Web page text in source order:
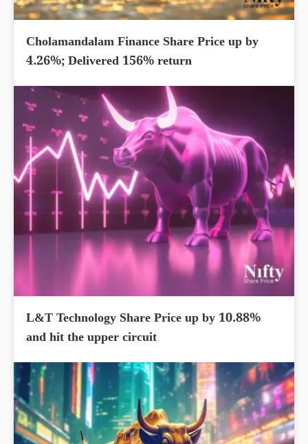
Cholamandalam Finance Share Price up by
4.26%; Delivered 156% return
L&T Technology Share Price up by 10.88%
and hit the upper circuit